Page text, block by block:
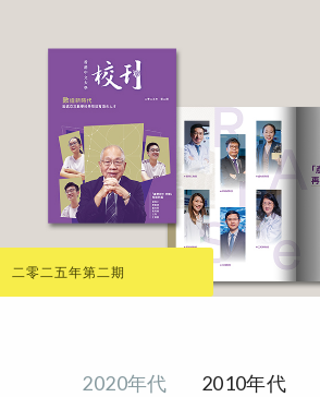
二零二五年第二期
2020年代 2010年代